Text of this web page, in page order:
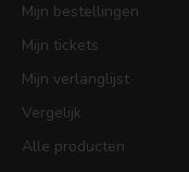
Mijn bestellingen
Mijn tickets
Mijn verlanglijst
Vergelijk
Alle producten